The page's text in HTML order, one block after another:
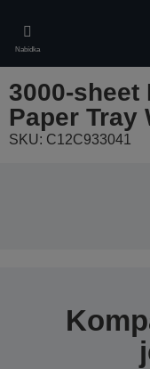
main
content
Nabídka
3000-sheet
Paper Tray
SKU: C12C933041